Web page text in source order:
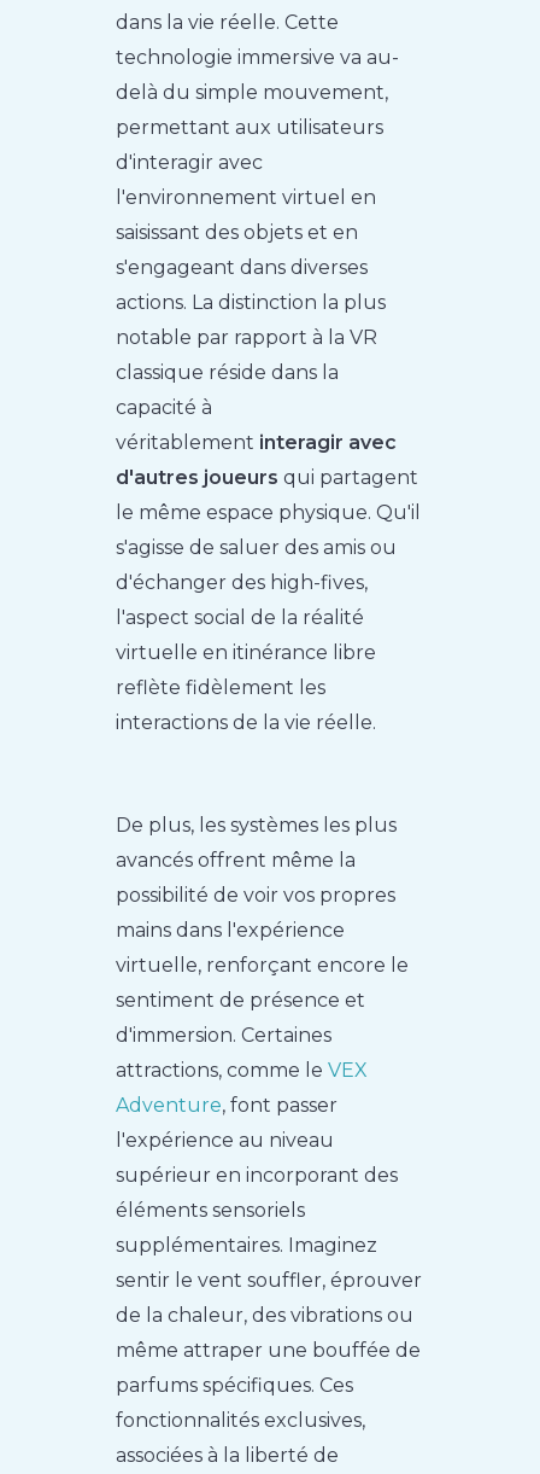
dans la vie réelle. Cette
technologie immersive va au-
delà du simple mouvement,
permettant aux utilisateurs
d'interagir avec
l'environnement virtuel en
saisissant des objets et en
s'engageant dans diverses
actions. La distinction la plus
notable par rapport à la VR
classique réside dans la
capacité à
véritablement interagir avec
d'autres joueurs qui partagent
le même espace physique. Qu'il
s'agisse de saluer des amis ou
d'échanger des high-fives,
l'aspect social de la réalité
virtuelle en itinérance libre
reflète fidèlement les
interactions de la vie réelle.
De plus, les systèmes les plus
avancés offrent même la
possibilité de voir vos propres
mains dans l'expérience
virtuelle, renforçant encore le
sentiment de présence et
d'immersion. Certaines
attractions, comme leVEX
Adventure, font passer
l'expérience au niveau
supérieur en incorporant des
éléments sensoriels
supplémentaires. Imaginez
sentir le vent souffler, éprouver
de la chaleur, des vibrations ou
même attraper une bouffée de
parfums spécifiques. Ces
fonctionnalités exclusives,
associées à la liberté de